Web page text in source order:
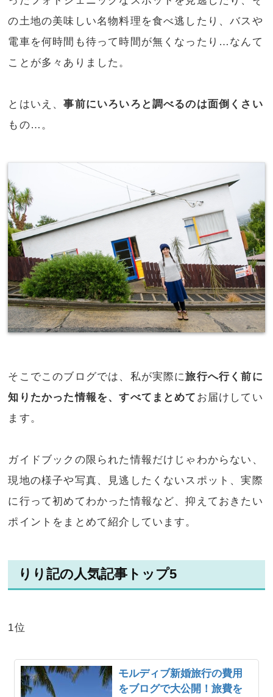
の土地の美味しい名物料理を食べ逃したり、バスや
電車を何時間も待って時間が無くなったり…なんて
ことが多々ありました。
とはいえ、事前にいろいろと調べるのは面倒くさい
もの…。
そこでこのブログでは、私が実際に旅行へ行く前に
知りたかった情報を、すべてまとめて お届けしてい
ます。
ガイドブックの限られた情報だけじゃわからない、
現地の様子や写真、見逃したくないスポット、実際
に行って初めてわかった情報など、抑えておきたい
ポイントをまとめて紹介しています。
りり記の人気記事トップ5
1位
モルディブ新婚旅行の費用
をブログで大公開！旅費を